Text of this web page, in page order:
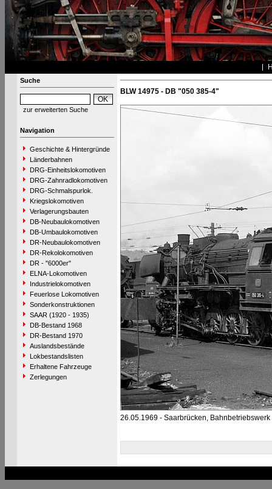
Suche
zur erweiterten Suche
Navigation
Geschichte & Hintergründe
Länderbahnen
DRG-Einheitslokomotiven
DRG-Zahnradlokomotiven
DRG-Schmalspurlok.
Kriegslokomotiven
Verlagerungsbauten
DB-Neubaulokomotiven
DB-Umbaulokomotiven
DR-Neubaulokomotiven
DR-Rekolokomotiven
DR - "6000er"
ELNA-Lokomotiven
Industrielokomotiven
Feuerlose Lokomotiven
Sonderkonstruktionen
SAAR (1920 - 1935)
DB-Bestand 1968
DR-Bestand 1970
Auslandsbestände
Lokbestandslisten
Erhaltene Fahrzeuge
Zerlegungen
BLW 14975 - DB "050 385-4"
26.05.1969 - Saarbrücken,